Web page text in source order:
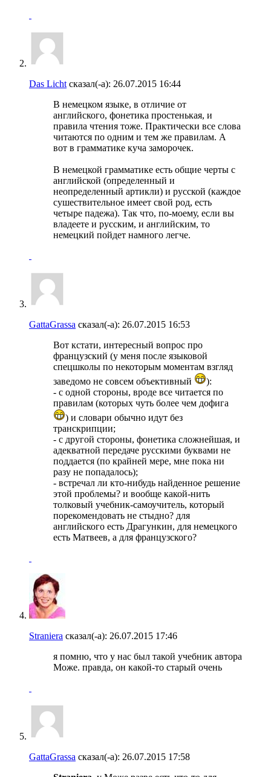
Das Licht сказал(-а): 26.07.2015 16:44
В немецком языке, в отличие от
английского, фонетика простенькая, и
правила чтения тоже. Практически все слова
читаются по одним и тем же правилам. А
вот в грамматике куча заморочек.
В немецкой грамматике есть общие черты с
английской (определенный и
неопределенный артикли) и русской (каждое
сушествительное имеет свой род, есть
четыре падежа). Так что, по-моему, если вы
владеете и русским, и английским, то
немецкий пойдет намного легче.
GattaGrassa сказал(-а): 26.07.2015 16:53
Вот кстати, интересный вопрос про
французский (у меня после языковой
спецшколы по некоторым моментам взгляд
заведомо не совсем объективный
):
- с одной стороны, вроде все читается по
правилам (которых чуть более чем дофига
) и словари обычно идут без
транскрипции;
- с другой стороны, фонетика сложнейшая, и
адекватной передаче русскими буквами не
поддается (по крайней мере, мне пока ни
разу не попадалось);
- встречал ли кто-нибудь найденное решение
этой проблемы? и вообще какой-нить
толковый учебник-самоучитель, который
порекомендовать не стыдно? для
английского есть Драгункин, для немецкого
есть Матвеев, а для французского?
Straniera сказал(-а): 26.07.2015 17:46
я помню, что у нас был такой учебник автора
Може. правда, он какой-то старый очень
GattaGrassa сказал(-а): 26.07.2015 17:58